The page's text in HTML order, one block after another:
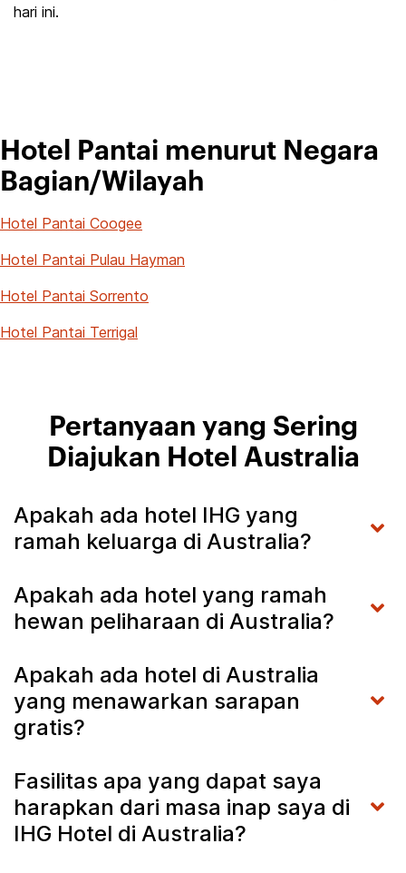
hari ini.
Hotel Pantai menurut Negara
Bagian/Wilayah
Hotel Pantai Coogee
Hotel Pantai Pulau Hayman
Hotel Pantai Sorrento
Hotel Pantai Terrigal
Pertanyaan yang Sering
Diajukan Hotel Australia
Apakah ada hotel IHG yang
ramah keluarga di Australia?
Apakah ada hotel yang ramah
hewan peliharaan di Australia?
Apakah ada hotel di Australia
yang menawarkan sarapan
gratis?
Fasilitas apa yang dapat saya
harapkan dari masa inap saya di
IHG Hotel di Australia?